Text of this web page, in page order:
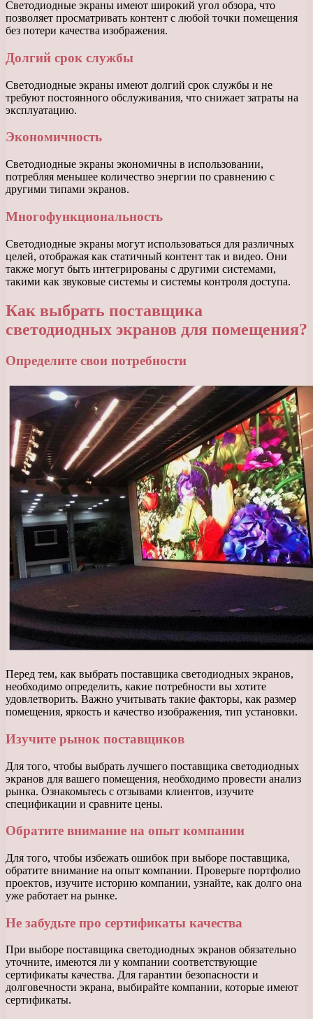
Светодиодные экраны имеют широкий угол обзора, что
позволяет просматривать контент с любой точки помещения
без потери качества изображения.
Долгий срок службы
Светодиодные экраны имеют долгий срок службы и не
требуют постоянного обслуживания, что снижает затраты на
эксплуатацию.
Экономичность
Светодиодные экраны экономичны в использовании,
потребляя меньшее количество энергии по сравнению с
другими типами экранов.
Многофункциональность
Светодиодные экраны могут использоваться для различных
целей, отображая как статичный контент так и видео. Они
также могут быть интегрированы с другими системами,
такими как звуковые системы и системы контроля доступа.
Как выбрать поставщика
светодиодных экранов для помещения?
Определите свои потребности
Перед тем, как выбрать поставщика светодиодных экранов,
необходимо определить, какие потребности вы хотите
удовлетворить. Важно учитывать такие факторы, как размер
помещения, яркость и качество изображения, тип установки.
Изучите рынок поставщиков
Для того, чтобы выбрать лучшего поставщика светодиодных
экранов для вашего помещения, необходимо провести анализ
рынка. Ознакомьтесь с отзывами клиентов, изучите
спецификации и сравните цены.
Обратите внимание на опыт компании
Для того, чтобы избежать ошибок при выборе поставщика,
обратите внимание на опыт компании. Проверьте портфолио
проектов, изучите историю компании, узнайте, как долго она
уже работает на рынке.
Не забудьте про сертификаты качества
При выборе поставщика светодиодных экранов обязательно
уточните, имеются ли у компании соответствующие
сертификаты качества. Для гарантии безопасности и
долговечности экрана, выбирайте компании, которые имеют
сертификаты.